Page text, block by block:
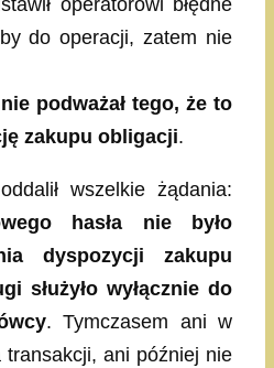
operatorowi błędne
do operacji, zatem nie
podważał tego, że to
zakupu obligacji.
wszelkie żądania:
hasła nie było
dyspozycji zakupu
służyło wyłącznie do
. Tymczasem ani w
transakcji, ani później nie